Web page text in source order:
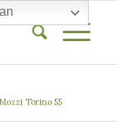
Mozzi Torino 55